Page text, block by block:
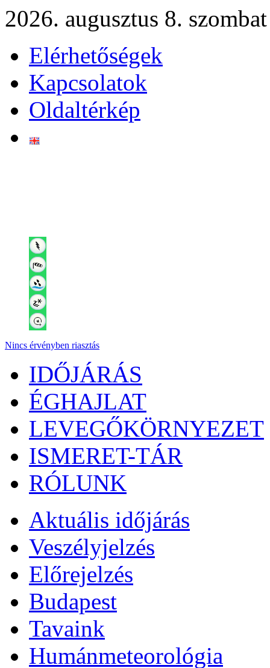
2026. augusztus 8. szombat
Elérhetőségek
Kapcsolatok
Oldaltérkép
Nincs érvényben riasztás
IDŐJÁRÁS
ÉGHAJLAT
LEVEGŐKÖRNYEZET
ISMERET-TÁR
RÓLUNK
Aktuális időjárás
Veszélyjelzés
Előrejelzés
Budapest
Tavaink
Humánmeteorológia